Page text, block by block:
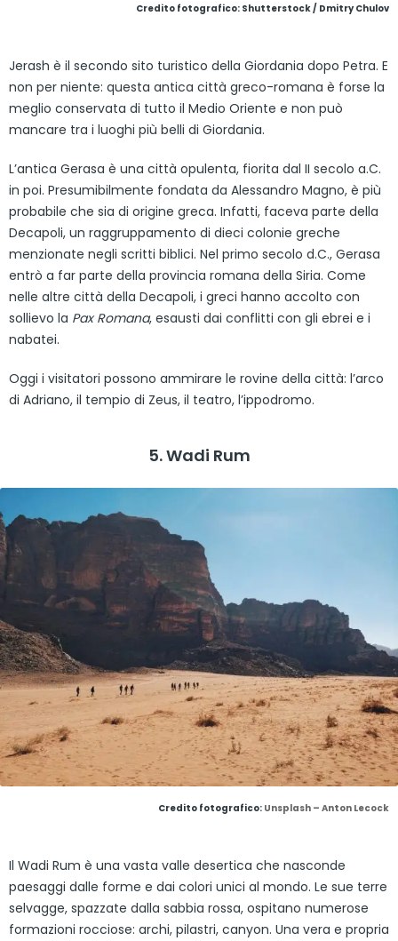
Credito fotografico: Shutterstock / Dmitry Chulov
Jerash è il secondo sito turistico della Giordania dopo Petra. E
non per niente: questa antica città greco-romana è forse la
meglio conservata di tutto il Medio Oriente e non può
mancare tra i luoghi più belli di Giordania.
L’antica Gerasa è una città opulenta, fiorita dal II secolo a.C.
in poi. Presumibilmente fondata da Alessandro Magno, è più
probabile che sia di origine greca. Infatti, faceva parte della
Decapoli, un raggruppamento di dieci colonie greche
menzionate negli scritti biblici. Nel primo secolo d.C., Gerasa
entrò a far parte della provincia romana della Siria. Come
nelle altre città della Decapoli, i greci hanno accolto con
sollievo la Pax Romana, esausti dai conflitti con gli ebrei e i
nabatei.
Oggi i visitatori possono ammirare le rovine della città: l’arco
di Adriano, il tempio di Zeus, il teatro, l’ippodromo.
5. Wadi Rum
Credito fotografico: Unsplash – Anton Lecock
Il Wadi Rum è una vasta valle desertica che nasconde
paesaggi dalle forme e dai colori unici al mondo. Le sue terre
selvagge, spazzate dalla sabbia rossa, ospitano numerose
formazioni rocciose: archi, pilastri, canyon. Una vera e propria